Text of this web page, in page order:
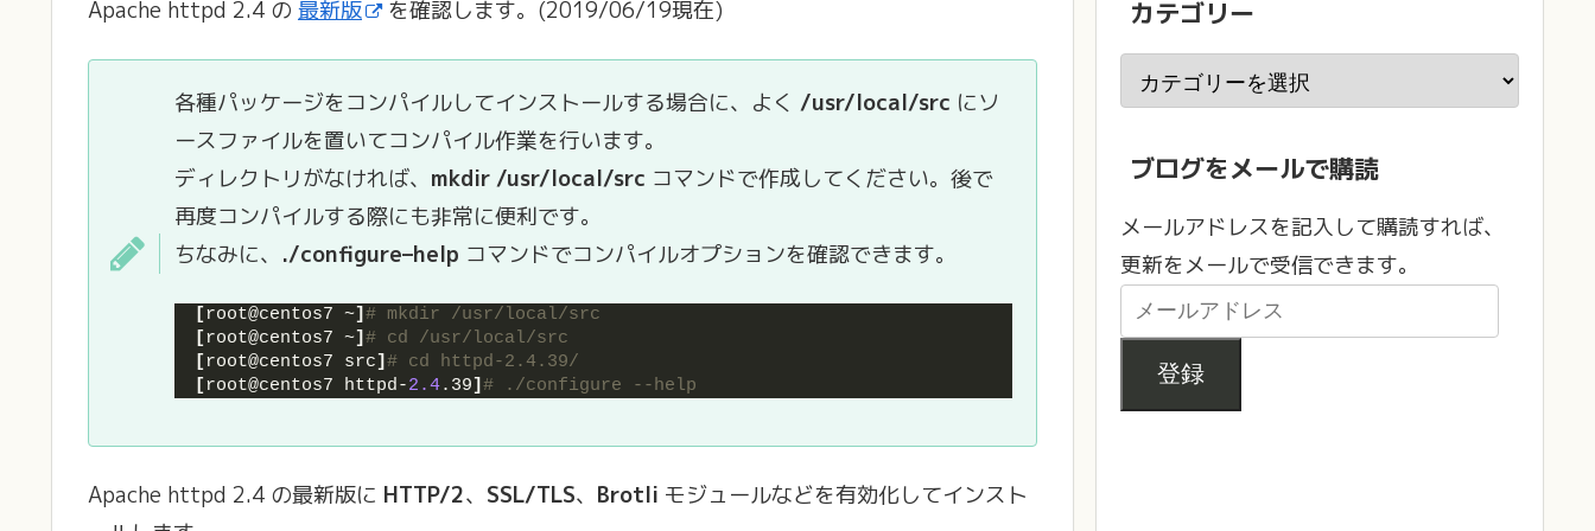
Apache httpd 2.4 の 最新版 を確認します。(2019/06/19現在)
各種パッケージをコンパイルしてインストールする場合に、よく /usr/local/src にソ
ースファイルを置いてコンパイル作業を行います。
ディレクトリがなければ、 mkdir /usr/local/src コマンドで作成してください。後で
再度コンパイルする際にも非常に便利です。
ちなみに、 ./configure–help コマンドでコンパイルオプションを確認できます。
[root@centos7 ~] # mkdir /usr/local/src
[root@centos7 ~] # cd /usr/local/src
[root@centos7 src] # cd httpd-2.4.39/
[root@centos7 httpd-2.4.39] # ./configure --help
Apache httpd 2.4 の最新版に HTTP/2、 SSL/TLS、 Brotli モジュールなどを有効化してインスト
カテゴリー
ブログをメールで購読
メールアドレスを記入して購読すれば、
更新をメールで受信できます。
登録